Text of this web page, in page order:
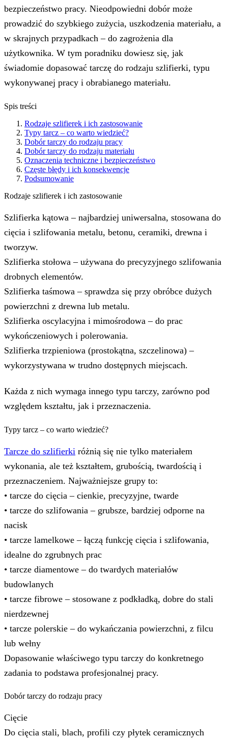
bezpieczeństwo pracy. Nieodpowiedni dobór może
prowadzić do szybkiego zużycia, uszkodzenia materiału, a
w skrajnych przypadkach – do zagrożenia dla
użytkownika. W tym poradniku dowiesz się, jak
świadomie dopasować tarczę do rodzaju szlifierki, typu
wykonywanej pracy i obrabianego materiału.
Spis treści
Rodzaje szlifierek i ich zastosowanie
Typy tarcz – co warto wiedzieć?
Dobór tarczy do rodzaju pracy
Dobór tarczy do rodzaju materiału
Oznaczenia techniczne i bezpieczeństwo
Częste błędy i ich konsekwencje
Podsumowanie
Rodzaje szlifierek i ich zastosowanie
Szlifierka kątowa – najbardziej uniwersalna, stosowana do
cięcia i szlifowania metalu, betonu, ceramiki, drewna i
tworzyw.
Szlifierka stołowa – używana do precyzyjnego szlifowania
drobnych elementów.
Szlifierka taśmowa – sprawdza się przy obróbce dużych
powierzchni z drewna lub metalu.
Szlifierka oscylacyjna i mimośrodowa – do prac
wykończeniowych i polerowania.
Szlifierka trzpieniowa (prostokątna, szczelinowa) –
wykorzystywana w trudno dostępnych miejscach.
Każda z nich wymaga innego typu tarczy, zarówno pod
względem kształtu, jak i przeznaczenia.
Typy tarcz – co warto wiedzieć?
Tarcze do szlifierki różnią się nie tylko materiałem
wykonania, ale też kształtem, grubością, twardością i
przeznaczeniem. Najważniejsze grupy to:
• tarcze do cięcia – cienkie, precyzyjne, twarde
• tarcze do szlifowania – grubsze, bardziej odporne na
nacisk
• tarcze lamelkowe – łączą funkcję cięcia i szlifowania,
idealne do zgrubnych prac
• tarcze diamentowe – do twardych materiałów
budowlanych
• tarcze fibrowe – stosowane z podkładką, dobre do stali
nierdzewnej
• tarcze polerskie – do wykańczania powierzchni, z filcu
lub wełny
Dopasowanie właściwego typu tarczy do konkretnego
zadania to podstawa profesjonalnej pracy.
Dobór tarczy do rodzaju pracy
Cięcie
Do cięcia stali, blach, profili czy płytek ceramicznych